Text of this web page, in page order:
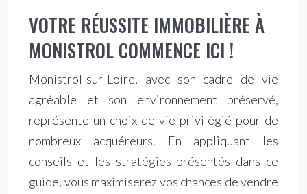
VOTRE RÉUSSITE IMMOBILIÈRE À
MONISTROL COMMENCE ICI !
Monistrol-sur-Loire, avec son cadre de vie
agréable et son environnement préservé,
représente un choix de vie privilégié pour de
nombreux acquéreurs. En appliquant les
conseils et les stratégies présentés dans ce
guide, vous maximiserez vos chances de vendre